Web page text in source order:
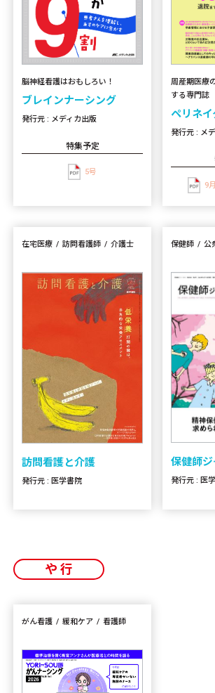
脳神経看護はおもしろい！
ブレインナーシング
発行元 : メディカ出版
特集予定
5号
周産期医療
する専門誌
ペリネ
発行元 : メ
9
在宅医療 訪問看護師 介護士
訪問看護と介護
発行元 : 医学書院
保健師 公
保健師
発行元 : 医
や行
がん看護 緩和ケア 看護師